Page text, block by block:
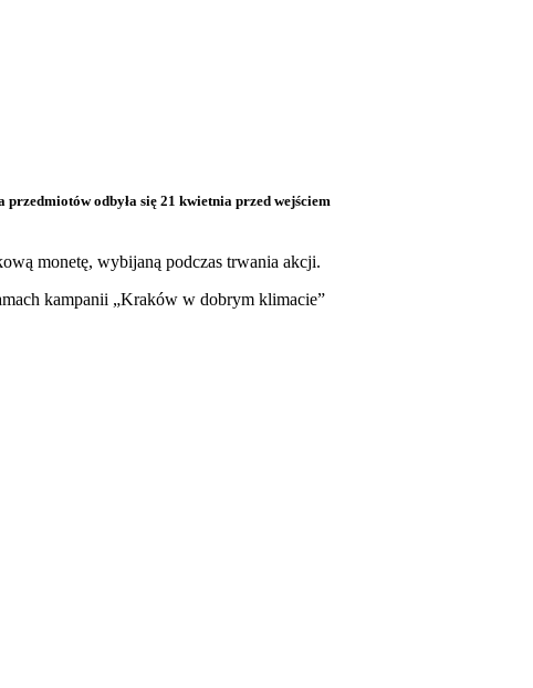
odbyła się 21 kwietnia przed wejściem
monetę, wybijaną podczas trwania akcji.
kampanii „Kraków w dobrym klimacie”